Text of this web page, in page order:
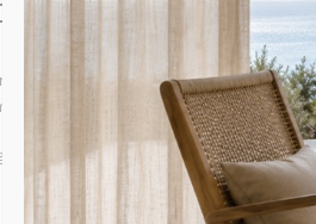
Bagno Online:
del bagno oggi diventata importante.
permettendoci così di offrire
la praticità? Nessun problema, perché
e la comodità di poter essere utilizzato